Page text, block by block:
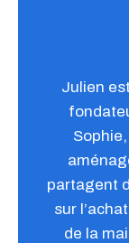
Julien
partagent
sur
de la